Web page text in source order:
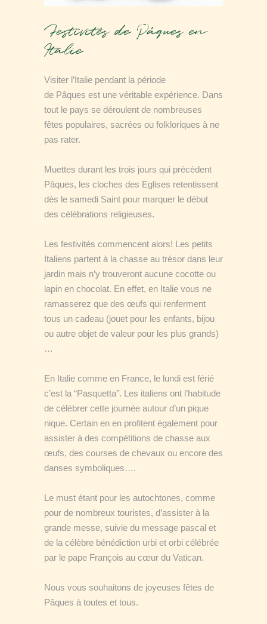
Festivités de Pâques en
Italie
Visiter l’Italie pendant la période
de Pâques est une véritable expérience. Dans
tout le pays se déroulent de nombreuses
fêtes populaires, sacrées ou folkloriques à ne
pas rater.
Muettes durant les trois jours qui précèdent
Pâques, les cloches des Eglises retentissent
dès le samedi Saint pour marquer le début
des célébrations religieuses.
Les festivités commencent alors! Les petits
Italiens partent à la chasse au trésor dans leur
jardin mais n’y trouveront aucune cocotte ou
lapin en chocolat. En effet, en Italie vous ne
ramasserez que des œufs qui renferment
tous un cadeau (jouet pour les enfants, bijou
ou autre objet de valeur pour les plus grands)
…
En Italie comme en France, le lundi est férié
c’est la “Pasquetta”. Les italiens ont l’habitude
de célébrer cette journée autour d’un pique
nique. Certain en en profitent également pour
assister à des compétitions de chasse aux
œufs, des courses de chevaux ou encore des
danses symboliques….
Le must étant pour les autochtones, comme
pour de nombreux touristes, d’assister à la
grande messe, suivie du message pascal et
de la célèbre bénédiction urbi et orbi célébrée
par le pape François au cœur du Vatican.
Nous vous souhaitons de joyeuses fêtes de
Pâques à toutes et tous.